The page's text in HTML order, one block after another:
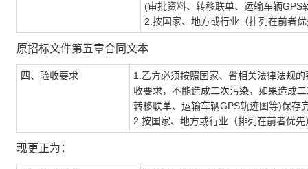
(审批资料、转移联单、运输车辆GPS
2.按国家、地方或行业（排列在前者
原招标文件第五章合同文本
四、验收要求
1.乙方必须按照国家、省相关法律法规
收要求，不能造成二次污染，如果造成
转移联单、运输车辆GPS轨迹图等)保存
2.按国家、地方或行业（排列在前者优
现更正为：